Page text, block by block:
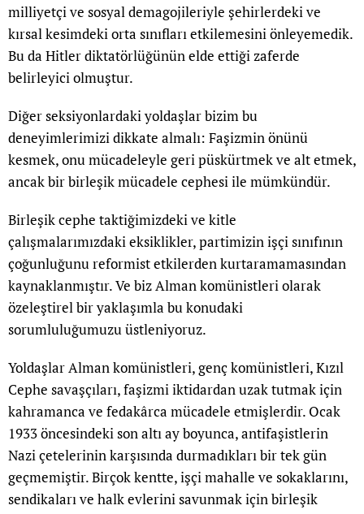
milliyetçi ve sosyal demagojileriyle şehirlerdeki ve
kırsal kesimdeki orta sınıfları etkilemesini önleyemedik.
Bu da Hitler diktatörlüğünün elde ettiği zaferde
belirleyici olmuştur.
Diğer seksiyonlardaki yoldaşlar bizim bu
deneyimlerimizi dikkate almalı: Faşizmin önünü
kesmek, onu mücadeleyle geri püskürtmek ve alt etmek,
ancak bir birleşik mücadele cephesi ile mümkündür.
Birleşik cephe taktiğimizdeki ve kitle
çalışmalarımızdaki eksiklikler, partimizin işçi sınıfının
çoğunluğunu reformist etkilerden kurtaramamasından
kaynaklanmıştır. Ve biz Alman komünistleri olarak
özeleştirel bir yaklaşımla bu konudaki
sorumluluğumuzu üstleniyoruz.
Yoldaşlar Alman komünistleri, genç komünistleri, Kızıl
Cephe savaşçıları, faşizmi iktidardan uzak tutmak için
kahramanca ve fedakârca mücadele etmişlerdir. Ocak
1933 öncesindeki son altı ay boyunca, antifaşistlerin
Nazi çetelerinin karşısında durmadıkları bir tek gün
geçmemiştir. Birçok kentte, işçi mahalle ve sokaklarını,
sendikaları ve halk evlerini savunmak için birleşik